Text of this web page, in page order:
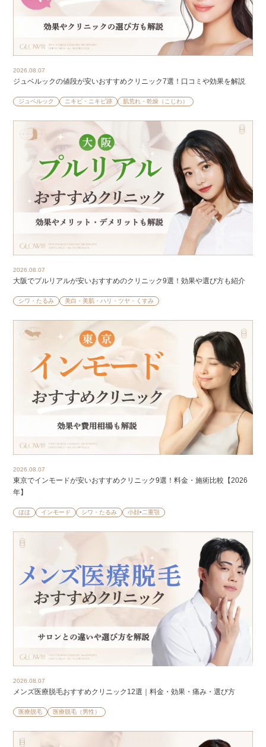
2026.08.07
ジュベルックの値段が安いおすすめクリニック7選！口コミや効果を解説
ジュベルック ニキビ・ニキビ跡 肌荒れ・乾燥（こじわ）
2026.08.07
大阪でプルリアルが安いおすすめのクリニック9選！効果や選び方も紹介
シワ・たるみ 美白・美肌・ハリ・ツヤ・くすみ
2026.08.07
東京でインモードが安いおすすめクリニック9選！料金・施術比較【2026
年】
ほほ インモード シワ・たるみ 小顔•二重顎
2026.08.07
メンズ医療脱毛おすすめクリニック12選｜料金・効果・痛み・選び方
医療脱毛 医療脱毛（男性）